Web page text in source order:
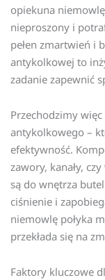
opiekuna
nieproszony i
pełen zmartwień i
antykolkowej to
zadanie zapewnić
Przechodzimy
antykolkowego –
efektywność.
zawory, kanały,
są do wnętrza
ciśnienie i
niemowlę połyka
przekłada się na
Faktory kluczowe